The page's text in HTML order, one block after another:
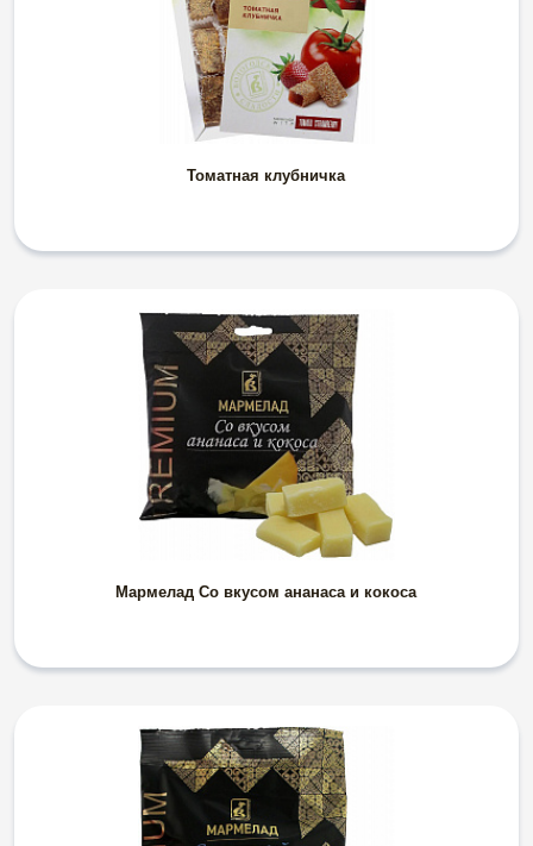
Томатная клубничка
Мармелад Со вкусом ананаса и кокоса